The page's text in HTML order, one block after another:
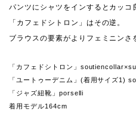
パンツにシャツをインするとカッ
「カフェドシトロン」はその逆。
ブラウスの要素がよりフェミニンさ
「カフェドシトロン」
「ユートゥーデニム」(着用サイズ1)
「ジャズ紐靴」porselli
着用モデル164cm